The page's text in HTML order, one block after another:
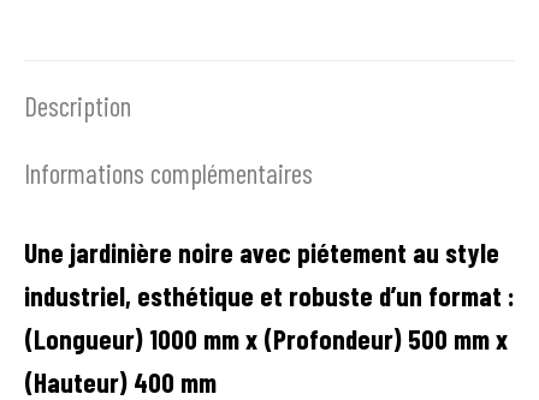
1000
Description
Informations complémentaires
Une jardinière noire avec piétement au style
industriel, esthétique et robuste d’un format :
(Longueur) 1000 mm x (Profondeur) 500 mm x
(Hauteur) 400 mm